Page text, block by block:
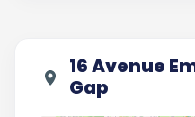
16 Avenue
Gap